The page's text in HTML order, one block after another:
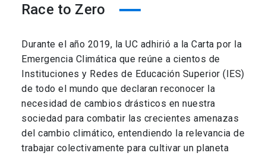
Race to Zero
Durante el año 2019, la UC adhirió a la Carta por la
Emergencia Climática que reúne a cientos de
Instituciones y Redes de Educación Superior (IES)
de todo el mundo que declaran reconocer la
necesidad de cambios drásticos en nuestra
sociedad para combatir las crecientes amenazas
del cambio climático, entendiendo la relevancia de
trabajar colectivamente para cultivar un planeta